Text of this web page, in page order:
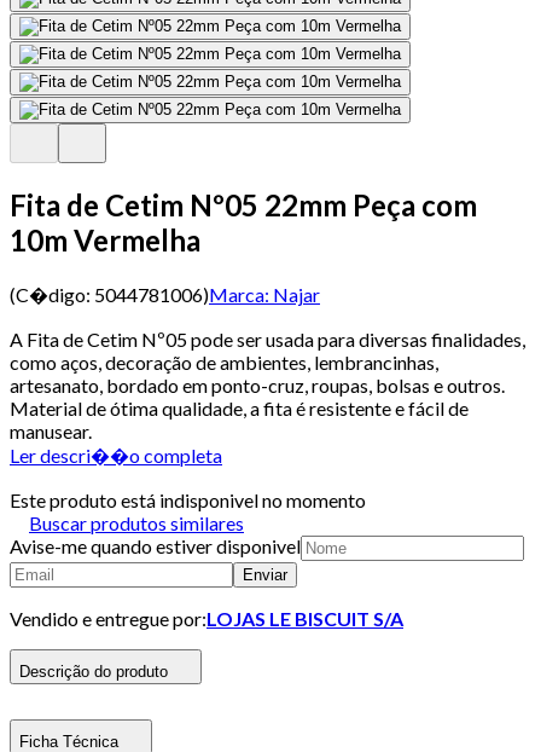
Fita de Cetim Nº05 22mm Peça com
10m Vermelha
(C�digo: 5044781006)Marca: Najar
A Fita de Cetim Nº05 pode ser usada para diversas finalidades,
como aços, decoração de ambientes, lembrancinhas,
artesanato, bordado em ponto-cruz, roupas, bolsas e outros.
Material de ótima qualidade, a fita é resistente e fácil de
manusear.
Ler descri��o completa
Este produto está indisponivel no momento
Buscar produtos similares
Avise-me quando estiver disponivel
Enviar
Vendido e entregue por:LOJAS LE BISCUIT S/A
Descrição do produto
Ficha Técnica